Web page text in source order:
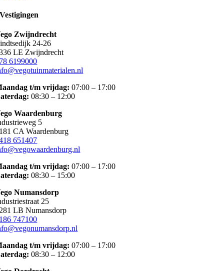
Vestigingen
Zwijndrecht
24-26
LE Zwijndrecht
6199000
t/m vrijdag: 07:00 – 17:00
08:30 – 12:00
Waardenburg
5
CA Waardenburg
651407
t/m vrijdag: 07:00 – 17:00
: 08:30 – 15:00
Numansdorp
25
LB Numansdorp
747100
t/m vrijdag: 07:00 – 17:00
: 08:30 – 12:00